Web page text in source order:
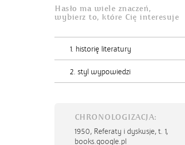
Hasło ma wiele znaczeń,
wybierz to, które Cię interesuje
1. historię literatury
2. styl wypowiedzi
CHRONOLOGIZACJA:
1950, Referaty i dyskusje, t. 1,
books.google.pl